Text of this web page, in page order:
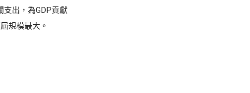
出，為GDP貢獻
規模最大。